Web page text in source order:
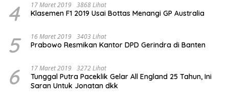
4 17 Maret 2019 3868 Lihat
Klasemen F1 2019 Usai Bottas Menangi GP Australia
5 16 Maret 2019 3403 Lihat
Prabowo Resmikan Kantor DPD Gerindra di Banten
6 17 Maret 2019 3272 Lihat
Tunggal Putra Paceklik Gelar All England 25 Tahun, Ini
Saran Untuk Jonatan dkk